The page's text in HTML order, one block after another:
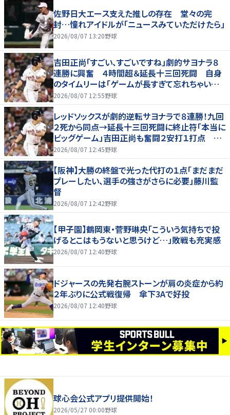
佐野日大エース支えた推しの存在 堂々の完
封…憧れアイドルが「ニュースみていただけたら」
2026/08/07 13:20野球
吉田正尚「すごい、すごいですね」劇的サヨナラ８
連勝に興奮 ４時間超＆延長十三回死闘 自身
のタイムリーは「ゲームが長すぎて忘れちゃいまし
た」
2026/08/07 12:55野球
レッドソックスが劇的逆転サヨナラで８連勝！九回
２死から同点→延長十三回死闘に終止符「本当に
ビッグゲーム」吉田正尚も奮闘２安打１打点 靴
下対決で驚異のスイープ
2026/08/07 12:45野球
【阪神】大勝の終盤で光った代打の１点「まだまだ
プレーしたい、選手の強さがさらに必要」藤川監
督
2026/08/07 12:42野球
【甲子園】鶴岡東・菅野琳央「こういう気持ちで投
げるとこはもうないと思うけど…」敗戦も充実感
2026/08/07 12:40野球
ドジャースの先発右腕ストーンが肩の炎症から約
２年ぶりに公式戦復帰 傘下3Aで好投
2026/08/07 12:40野球
球心会公式アプリ提供開始！
2026/05/27 00:00野球